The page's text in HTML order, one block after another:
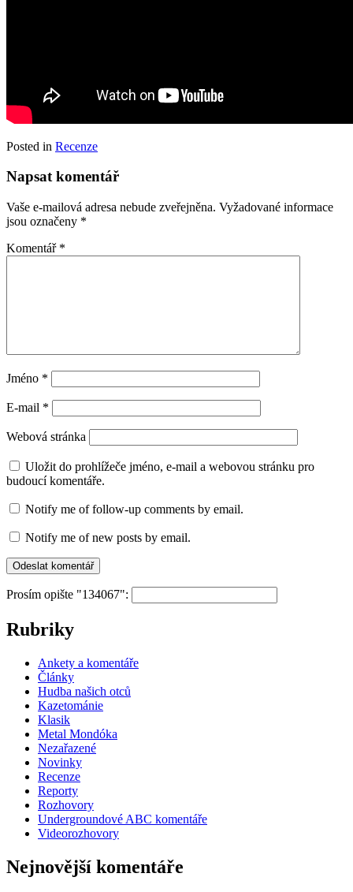
Posted in Recenze
Napsat komentář
Vaše e-mailová adresa nebude zveřejněna. Vyžadované informace
jsou označeny *
Komentář *
Jméno *
E-mail *
Webová stránka
Uložit do prohlížeče jméno, e-mail a webovou stránku pro
budoucí komentáře.
Notify me of follow-up comments by email.
Notify me of new posts by email.
Prosím opište "134067":
Rubriky
Ankety a komentáře
Články
Hudba našich otců
Kazetománie
Klasik
Metal Mondóka
Nezařazené
Novinky
Recenze
Reporty
Rozhovory
Undergroundové ABC komentáře
Videorozhovory
Nejnovější komentáře